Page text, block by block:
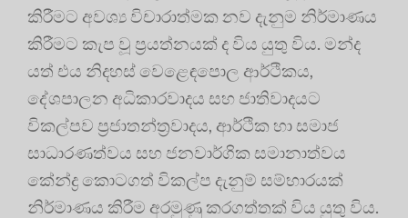
කිරීමට අවශ්‍ය විචාරාත්මක නව දැනුම නිර්මාණය
කිරීමට කැප වූ ප්‍රයත්නයක් ද විය යුතු විය. මන්ද
යත් එය නිදහස් වෙළෙඳපොල ආර්ථිකය,
දේශපාලන අධිකාරවාදය සහ ජාතිවාදයට
විකල්පව ප්‍රජාතන්ත්‍රවාදය, ආර්ථික හා සමාජ
සාධාරණත්වය සහ ජනවාර්ගික සමානාත්වය
කේන්ද්‍ර කොටගත් විකල්ප දැනුම් සම්භාරයක්
නිර්මාණය කිරීම අරමුණු කරගත්තක් විය යුතු විය.